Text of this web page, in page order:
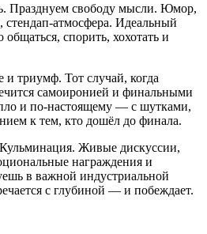
Празднуем свободу мысли. Юмор,
атмосфера. Идеальный
спорить, хохотать и
триумф. Тот случай, когда
самоиронией и финальными
и по-настоящему — с шутками,
к тем, кто дошёл до финала.
Живые дискуссии,
награждения и
в важной индустриальной
с глубиной — и побеждает.